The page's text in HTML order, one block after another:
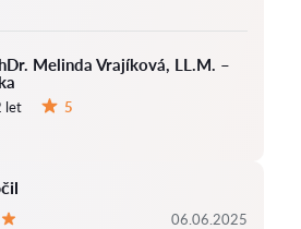
Melinda Vrajíková, LL.M. –
let
5
06.06.2025